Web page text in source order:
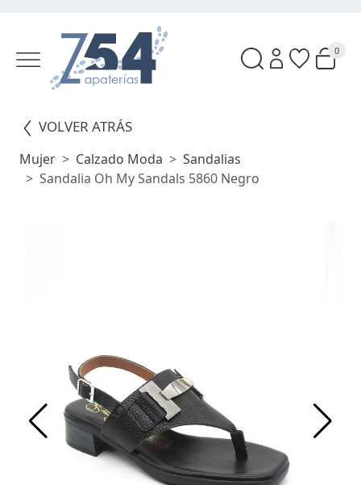
0
VOLVER ATRÁS
Mujer Calzado Moda
Sandalias
Sandalia Oh My Sandals 5860 Negro